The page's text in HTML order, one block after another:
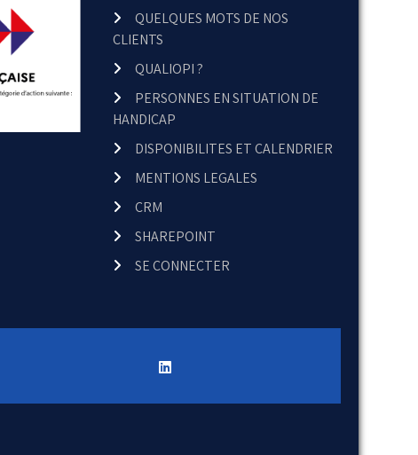
QUELQUES MOTS DE NOS
CLIENTS
QUALIOPI ?
PERSONNES EN SITUATION DE
HANDICAP
DISPONIBILITES ET CALENDRIER
MENTIONS LEGALES
CRM
SHAREPOINT
SE CONNECTER